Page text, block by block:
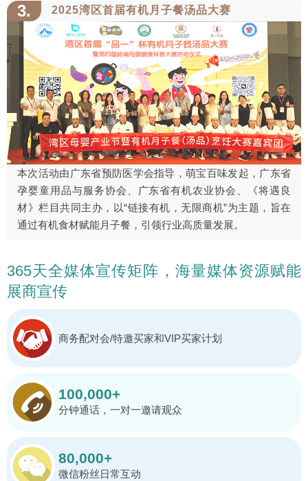
3. 2025湾区首届有机月子餐汤品大赛
本次活动由广东省预防医学会指导，萌宝百味发起，广东省
孕婴童用品与服务协会、广东省有机农业协会、《将遇良
材》栏目共同主办，以“链接有机，无限商机”为主题，旨在
通过有机食材赋能月子餐，引领行业高质量发展。
365天全媒体宣传矩阵，海量媒体资源赋能
展商宣传
商务配对会/特邀买家和VIP买家计划
100,000+
分钟通话，一对一邀请观众
80,000+
微信粉丝日常互动